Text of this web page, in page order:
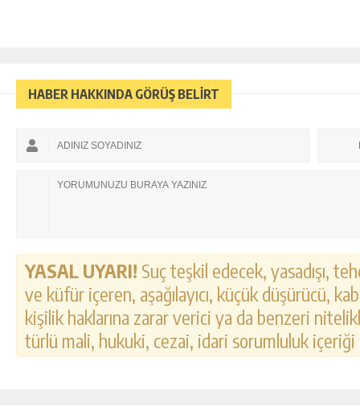
HABER HAKKINDA GÖRÜŞ BELİRT
YASAL UYARI! Suç teşkil edecek, yasadışı,
ve küfür içeren, aşağılayıcı, küçük düşürücü,
kişilik haklarına zarar verici ya da benzeri
türlü mali, hukuki, cezai, idari sorumluluk